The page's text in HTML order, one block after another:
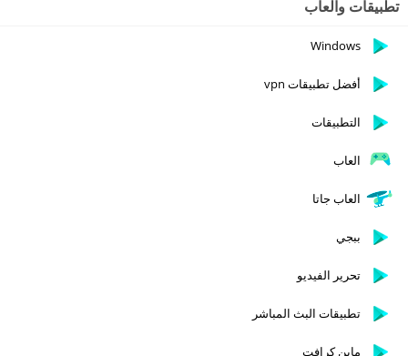
تطبيقات والعاب
Windows
أفضل تطبيقات vpn
التطبيقات
العاب
العاب جاتا
ببجي
تحرير الفيديو
تطبيقات البث المباشر
ماين كرافت